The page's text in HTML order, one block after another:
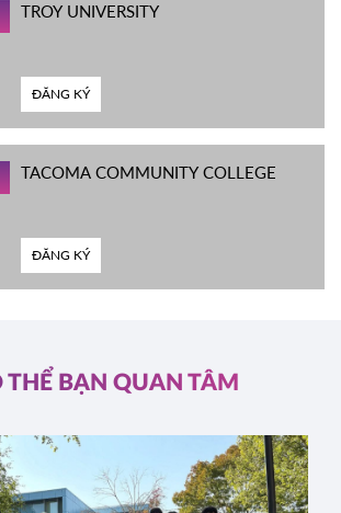
TROY UNIVERSITY
ĐĂNG KÝ
TACOMA COMMUNITY COLLEGE
ĐĂNG KÝ
THỂ BẠN QUAN TÂM